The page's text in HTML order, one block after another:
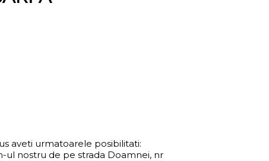
aveti urmatoarele posibilitati:
nostru de pe strada Doamnei, nr